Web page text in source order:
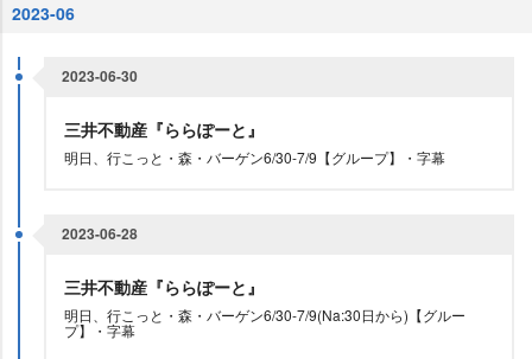
2023-06
2023-06-30
三井不動産『ららぽーと』
明日、行こっと・森・バーゲン6/30-7/9【グループ】・字幕
2023-06-28
三井不動産『ららぽーと』
明日、行こっと・森・バーゲン6/30-7/9(Na:30日から)【グルー
プ】・字幕